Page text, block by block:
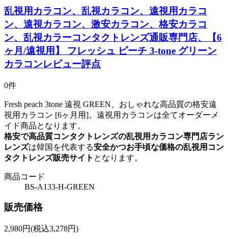
乱視用カラコン、乱視カラコン、遠視用カラコ
ン、遠視カラコン、激安カラコン、格安カラコ
ン、乱視カラーコンタクトレンズ通販専門店、【6
ヶ月/遠視用】 フレッシュ ピーチ 3-tone グリーン
カラコンレビュー評点
0件
Fresh peach 3tone 遠視 GREEN、おしゃれな高品質の格安遠
視用カラコン [6ヶ月用]。遠視用カラコンは全てオーダーメ
イド商品となります。
格安で高品質コンタクトレンズの乱視用カラコン専門店ラン
レンズは韓国を代表する安全かつお手頃な価格の乱視用コン
タクトレンズ販売サイト となります。
商品コード
BS-A133-H-GREEN
販売価格
2,980円(税込3,278円)